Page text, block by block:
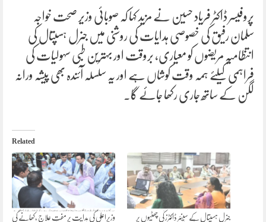
پروفیسر ڈاکٹر فریاد حسین نے مزید کہا کہ صوبائی وزیر صحت خواجہ
سلمان رفیق کی خصوصی ہدایات کی روشنی میں جنرل ہسپتال کی
انتظامیہ مریضوں کو معیاری، بروقت اور بہترین طبی سہولیات کی
فراہمی کیلئے ہمہ وقت کوشاں ہے اور یہ سلسلہ آئندہ بھی پیشہ ورانہ
لگن کے ساتھ جاری رکھا جائے گا۔
Related
وزیراعلی کی ہدایت پر مفت علاج ،کھانے کی
جنرل ہسپتال کے سینئر ڈاکٹرز کی چھٹیوں پر